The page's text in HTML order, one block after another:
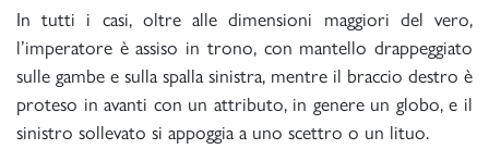
In tutti i casi, oltre alle dimensioni maggiori del vero,
l’imperatore è assiso in trono, con mantello drappeggiato
sulle gambe e sulla spalla sinistra, mentre il braccio destro è
proteso in avanti con un attributo, in genere un globo, e il
sinistro sollevato si appoggia a uno scettro o un lituo.